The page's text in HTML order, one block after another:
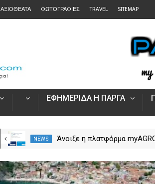
ΑΞΙΟΘΕΑΤΑ ΦΩΤΟΓΡΑΦΙΕΣ TRAVEL SITEMAP
ΕΦΗΜΕΡΙΔΑ Η ΠΑΡΓΑ
NEWS
Άνοιξε η πλατφόρμα
Ενιαία Αίτηση Ενίσχυσης